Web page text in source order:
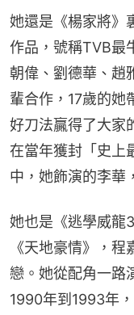
她還是《楊家將》
作品，號稱TVB最
朝偉、劉德華、趙
輩合作，17歲的她
好刀法贏得了大家
在當年獲封「史上
中，她飾演的李華
她也是《逃學威龍
《天地豪情》，
戀。她從配角一路
1990年到1993年